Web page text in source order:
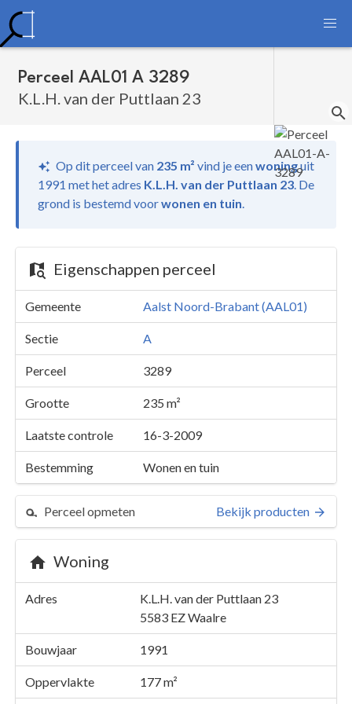
Perceel AAL01 A 3289
K.L.H. van der Puttlaan 23
Op dit perceel van 235 m² vind jeeenwoninguit
1991 met het adres K.L.H. van der Puttlaan 23. De
grond is bestemd voorwonen en tuin.
Eigenschappen perceel
Gemeente Aalst Noord-Brabant (AAL01)
Sectie A
Perceel 3289
Grootte 235 m²
Laatste controle 16-3-2009
Bestemming Wonen en tuin
Perceel opmeten Bekijk producten
Woning
Adres
K.L.H. van der Puttlaan 23
5583 EZWaalre
Bouwjaar 1991
Oppervlakte 177 m²
Perceel 3289
K.L.H. van der Puttlaan 23
Kaarten en rapporten